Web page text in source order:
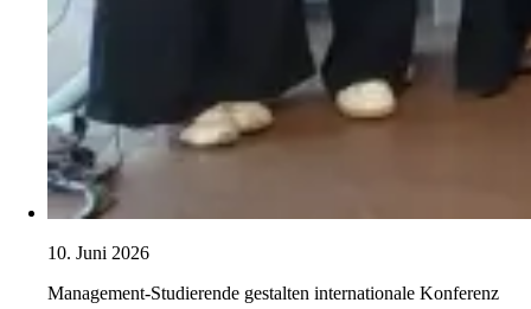
10. Juni 2026
Management-Studierende gestalten internationale Konferenz